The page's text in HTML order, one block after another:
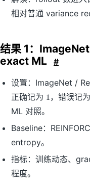
M
(x
)
d
e
{
g
_
N
(
x
)
a
h
_
{
at
M
相对普通 variance
结果 1：
exact ML
#
设置：ImageNet /
正确记为 11，错误记
ML 对照。
Baseline：
entropy。
指标：训练动态、
程度。